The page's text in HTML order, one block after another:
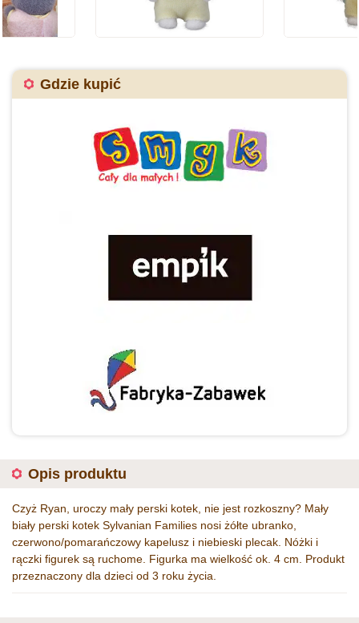
Gdzie kupić
Opis produktu
Czyż Ryan, uroczy mały perski kotek, nie jest rozkoszny? Mały
biały perski kotek Sylvanian Families nosi żółte ubranko,
czerwono/pomarańczowy kapelusz i niebieski plecak. Nóżki i
rączki figurek są ruchome. Figurka ma wielkość ok. 4 cm. Produkt
przeznaczony dla dzieci od 3 roku życia.